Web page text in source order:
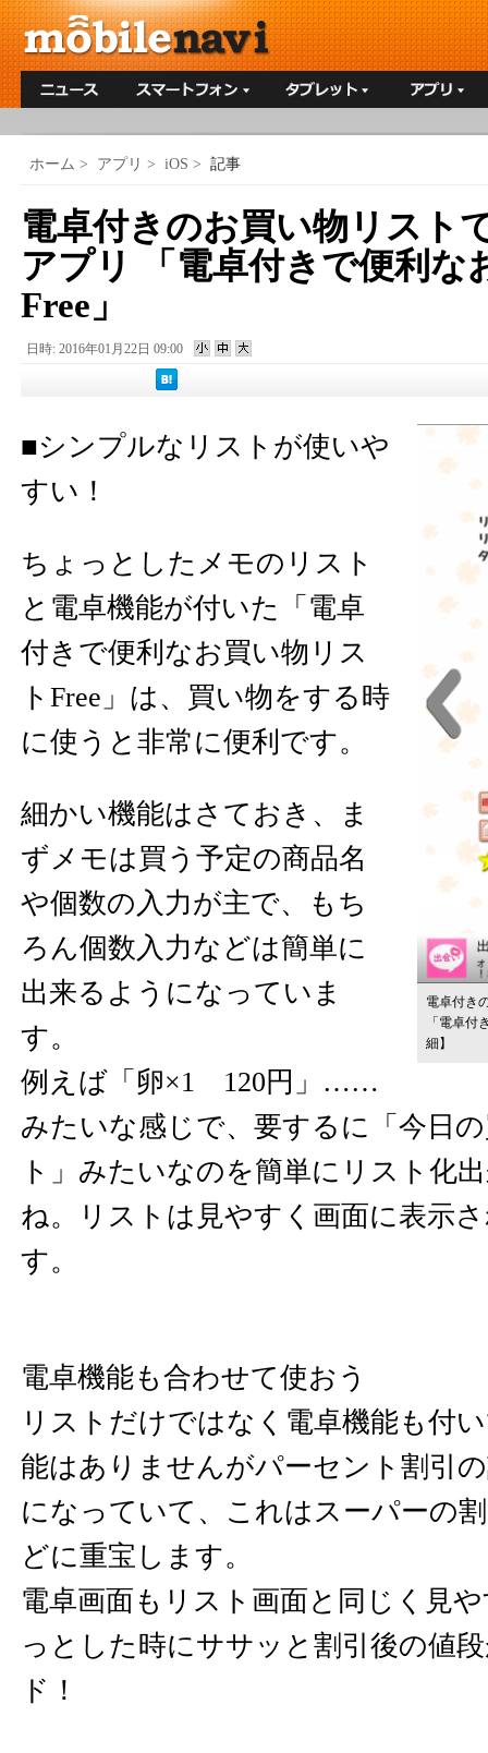
ホーム > アプリ > iOS > 記事
電卓付きのお買い物リスト
アプリ 「電卓付きで便利な
Free」
日時: 2016年01月22日 09:00
電卓付き
「電卓付
細】
■シンプルなリストが使いや
すい！
ちょっとしたメモのリスト
と電卓機能が付いた「電卓
付きで便利なお買い物リス
トFree」は、買い物をする時
に使うと非常に便利です。
細かい機能はさておき、ま
ずメモは買う予定の商品名
や個数の入力が主で、もち
ろん個数入力などは簡単に
出来るようになっていま
す。
例えば「卵×1 120円」……
みたいな感じで、要するに「今日
ト」みたいなのを簡単にリスト化
ね。リストは見やすく画面に表示
す。
電卓機能も合わせて使おう
リストだけではなく電卓機能も付
能はありませんがパーセント割引
になっていて、これはスーパーの
どに重宝します。
電卓画面もリスト画面と同じく見
っとした時にササッと割引後の値
ド！